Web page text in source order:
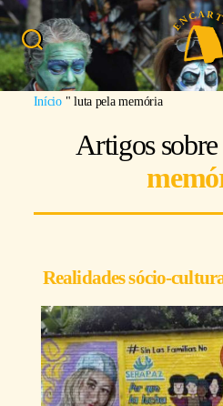
Busca
Início"luta pela memória
Artigos
Realidades sócio-